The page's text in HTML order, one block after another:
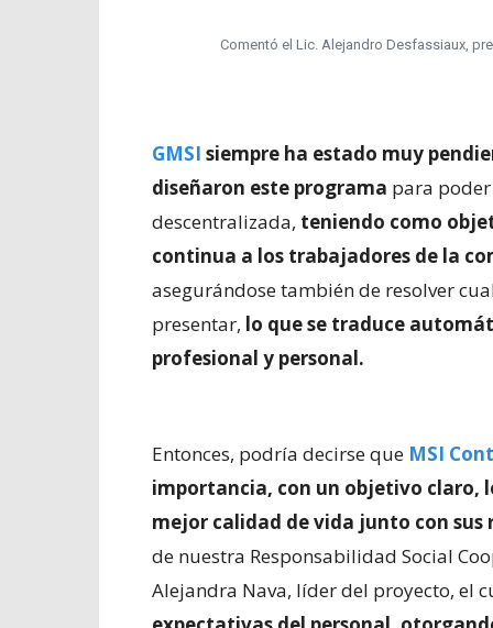
Comentó el Lic. Alejandro Desfassiaux,
GMSI siempre ha estado muy
diseñaron este programa para
descentralizada, teniendo como
continua a los trabajadores de la
asegurándose también de resolver
presentar, lo que se traduce
profesional y personal.
Entonces, podría decirse que MSI
importancia, con un objetivo claro,
mejor calidad de vida junto con sus
de nuestra Responsabilidad Social
Alejandra Nava, líder del proyecto, el